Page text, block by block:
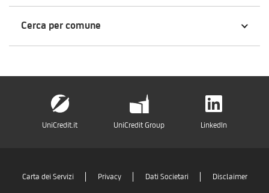
Cerca per comune
UniCredit.it UniCredit Group LinkedIn
Carta dei Servizi Privacy Dati Societari Disclaimer